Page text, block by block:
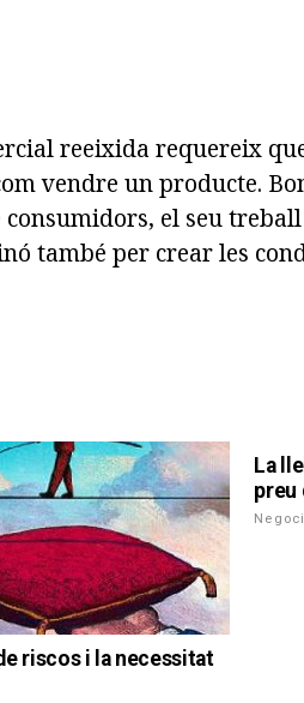
reeixida requereix
vendre un producte.
el seu
també per crear les
riscos i la necessitat
La
preu